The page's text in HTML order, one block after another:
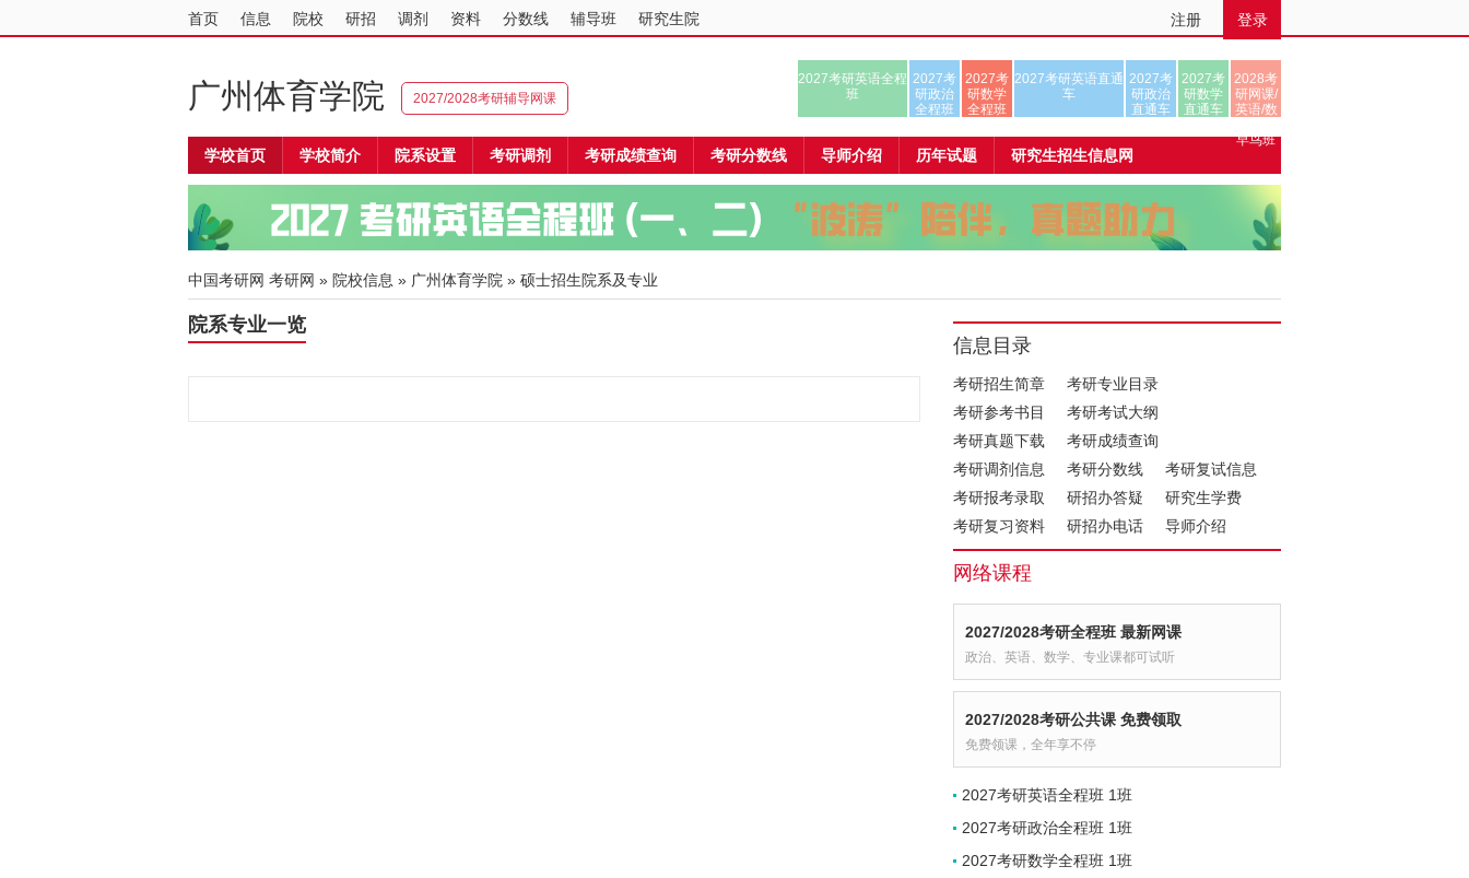
首页 信息 院校 研招 调剂 资料 分数线 辅导班 研究生院 注册 登录
广州体育学院 2027/2028考研辅导网课
2027考研英语全程
班
2027考
研政治
全程班
2027考
研数学
全程班
2027考研英语直通
车
2027考
研政治
直通车
2027考
研数学
直通车
2028考
研网课/
英语/数
早鸟班
学校首页 学校简介 院系设置 考研调剂 考研成绩查询 考研分数线 导师介绍 历年试题 研究生招生信息网
中国考研网 考研网 » 院校信息 » 广州体育学院 » 硕士招生院系及专业
院系专业一览
信息目录
考研招生简章
考研专业目录
考研参考书目
考研考试大纲
考研真题下载
考研成绩查询
考研调剂信息
考研分数线
考研复试信息
考研报考录取
研招办答疑
研究生学费
考研复习资料
研招办电话 导师介绍
网络课程
2027/2028考研全程班 最新网课
政治、英语、数学、专业课都可试听
2027/2028考研公共课 免费领取
免费领课，全年享不停
2027考研英语全程班 1班
2027考研政治全程班 1班
2027考研数学全程班 1班